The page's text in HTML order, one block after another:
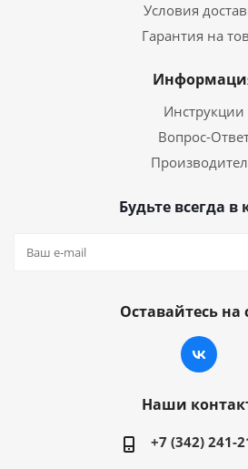
Условия
Гарантия на
Инструкции
Вопрос-
Будьте всегда в
Оставайтесь на
Наши
+7 (342) 241-